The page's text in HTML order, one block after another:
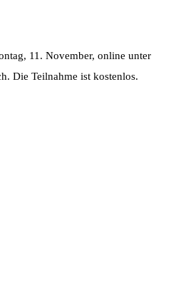
11. November, online unter
Die Teilnahme ist kostenlos.